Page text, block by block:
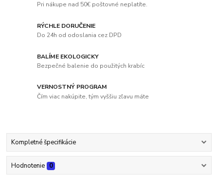
Pri nákupe nad 50€ poštovné neplatíte.
RÝCHLE DORUČENIE
Do 24h od odoslania cez DPD
BALÍME EKOLOGICKY
Bezpečné balenie do použitých krabíc
VERNOSTNÝ PROGRAM
Čím viac nakúpite, tým vyššiu zľavu máte
Kompletné špecifikácie
Hodnotenie 0